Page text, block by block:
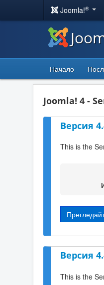
Joomla!®
Начало
Joomla! 4 -
Версия
This is the
Версия
This is the